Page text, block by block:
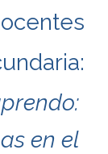
en el